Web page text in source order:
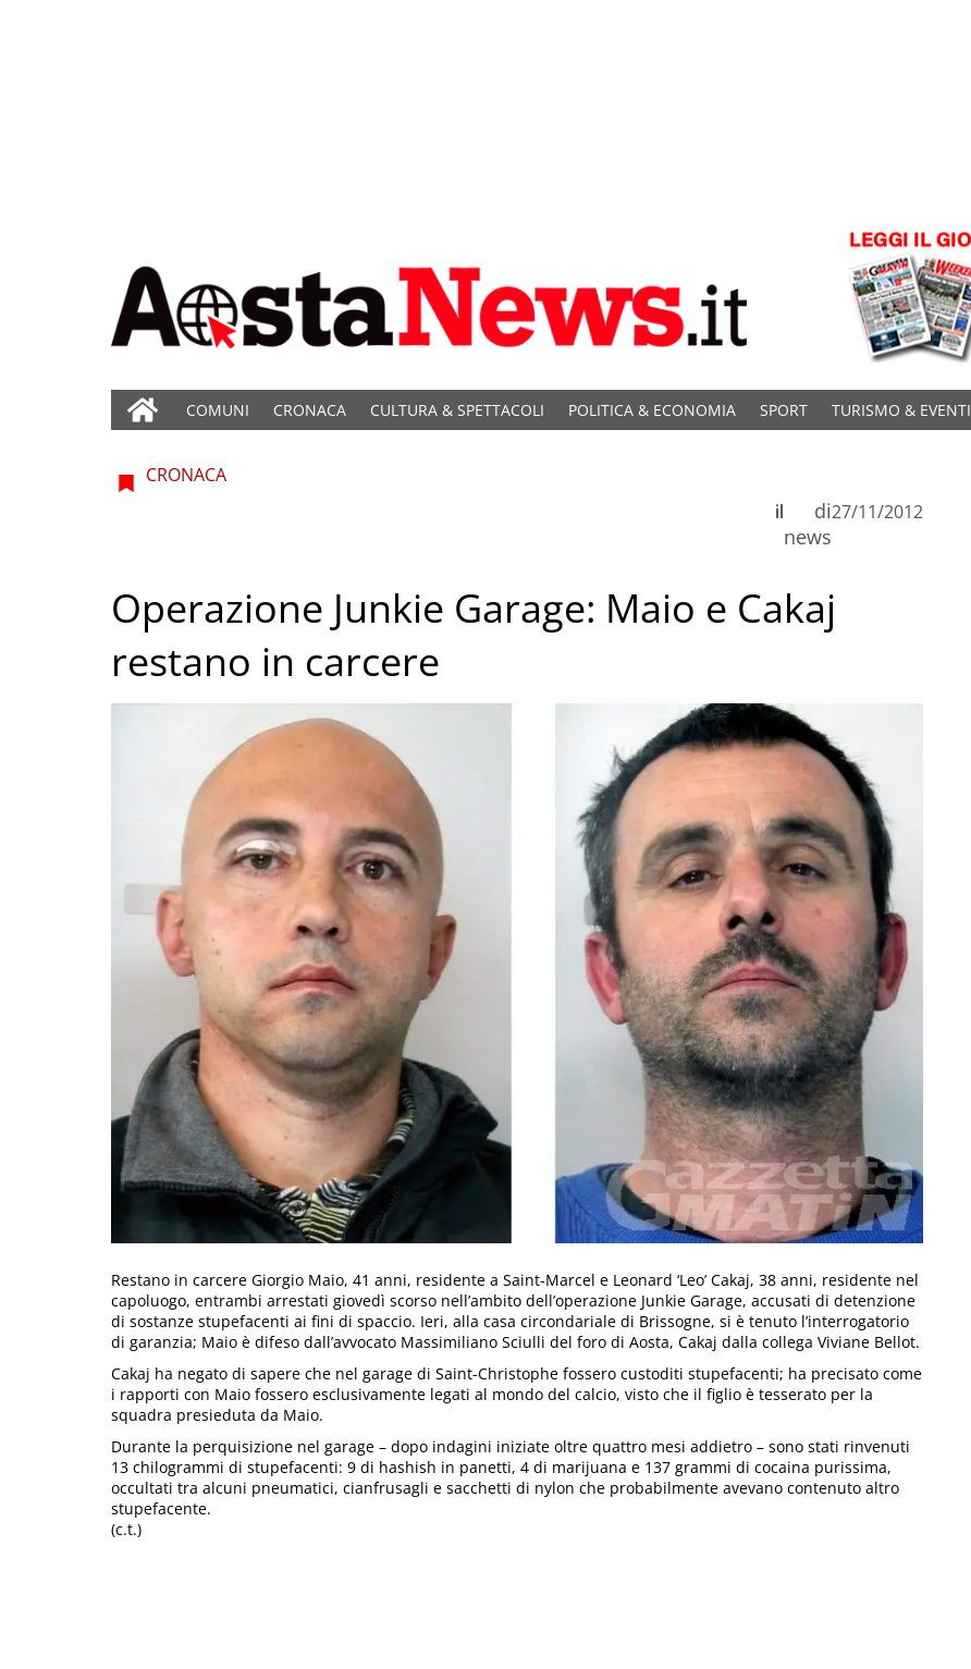
COMUNI CRONACA CULTURA & SPETTACOLI POLITICA & ECONOMIA SPORT TURISMO & EVENTI
CRONACA
di
news
il 27/11/2012
Operazione Junkie Garage: Maio e Cakaj
restano in carcere
Restano in carcere Giorgio Maio, 41 anni, residente a Saint-Marcel e Leonard ‘Leo’ Cakaj, 38 anni, residente nel
capoluogo, entrambi arrestati giovedì scorso nell’ambito dell’operazione Junkie Garage, accusati di detenzione
di sostanze stupefacenti ai fini di spaccio. Ieri, alla casa circondariale di Brissogne, si è tenuto l’interrogatorio
di garanzia; Maio è difeso dall’avvocato Massimiliano Sciulli del foro di Aosta, Cakaj dalla collega Viviane Bellot.
Cakaj ha negato di sapere che nel garage di Saint-Christophe fossero custoditi stupefacenti; ha precisato come
i rapporti con Maio fossero esclusivamente legati al mondo del calcio, visto che il figlio è tesserato per la
squadra presieduta da Maio.
Durante la perquisizione nel garage – dopo indagini iniziate oltre quattro mesi addietro – sono stati rinvenuti
13 chilogrammi di stupefacenti: 9 di hashish in panetti, 4 di marijuana e 137 grammi di cocaina purissima,
occultati tra alcuni pneumatici, cianfrusagli e sacchetti di nylon che probabilmente avevano contenuto altro
stupefacente.
(c.t.)